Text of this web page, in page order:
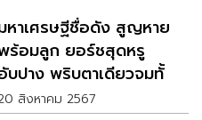
หาเศรษฐีชื่อดัง สูญหาย
ร้อมลูก ยอร์ชสุดหรู
บปาง พริบตาเดียวจมทั้ง
รือสิงหาคม 2567